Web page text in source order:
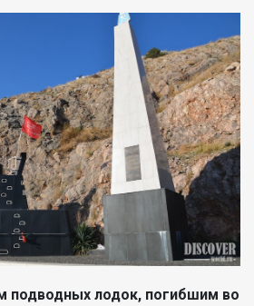
подводных лодок, погибшим во